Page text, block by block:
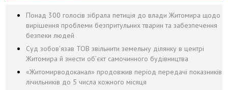
Понад 300 голосів зібрала петиція до влади Житомира щодо
вирішення проблеми безпритульних тварин та забезпечення
безпеки людей
Суд зобов’язав ТОВ звільнити земельну ділянку в центрі
Житомира й знести об’єкт самочинного будівництва
«Житомирводоканал» продовжив період передачі показників
лічильників до 5 числа кожного місяця